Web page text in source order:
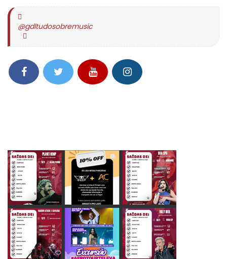
@gdltudosobremusic